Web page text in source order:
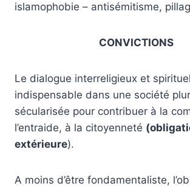
islamophobie – antisémitisme,
CONVICTIONS
Le dialogue interreligieux et
indispensable dans une société
sécularisée pour contribuer à la
l’entraide, à la citoyenneté
extérieure).
A moins d’être fondamentaliste,